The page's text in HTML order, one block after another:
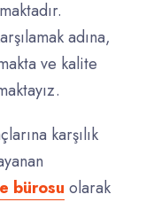
adına,
ve kalite
karşılık
bürosu olarak